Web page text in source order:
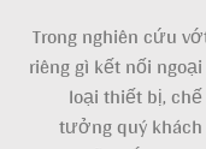
Trong nghiên cứu
riêng gì kết nối
loại thiết bị,
tưởng quý